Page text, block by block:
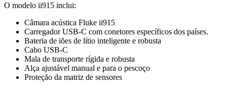
O modelo ii915 inclui:
Câmara acústica Fluke ii915
Carregador USB-C com conetores específicos dos países.
Bateria de iões de lítio inteligente e robusta
Cabo USB-C
Mala de transporte rígida e robusta
Alça ajustável manual e para o pescoço
Proteção da matriz de sensores